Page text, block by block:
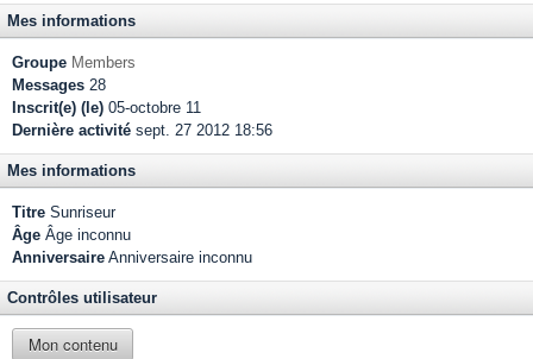
Mes informations
Groupe Members
Messages 28
Inscrit(e) (le) 05-octobre 11
Dernière activité sept. 27 2012 18:56
Mes informations
Titre Sunriseur
Âge Âge inconnu
Anniversaire Anniversaire inconnu
Contrôles utilisateur
Mon contenu